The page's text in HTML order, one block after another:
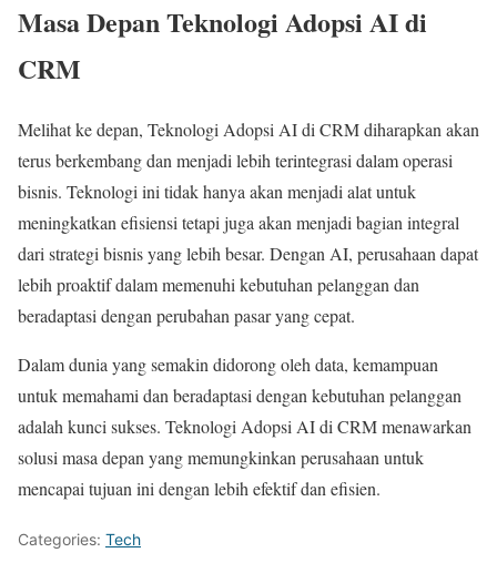
Masa Depan Teknologi Adopsi AI di
CRM
Melihat ke depan, Teknologi Adopsi AI di CRM diharapkan akan
terus berkembang dan menjadi lebih terintegrasi dalam operasi
bisnis. Teknologi ini tidak hanya akan menjadi alat untuk
meningkatkan efisiensi tetapi juga akan menjadi bagian integral
dari strategi bisnis yang lebih besar. Dengan AI, perusahaan dapat
lebih proaktif dalam memenuhi kebutuhan pelanggan dan
beradaptasi dengan perubahan pasar yang cepat.
Dalam dunia yang semakin didorong oleh data, kemampuan
untuk memahami dan beradaptasi dengan kebutuhan pelanggan
adalah kunci sukses. Teknologi Adopsi AI di CRM menawarkan
solusi masa depan yang memungkinkan perusahaan untuk
mencapai tujuan ini dengan lebih efektif dan efisien.
Categories: Tech